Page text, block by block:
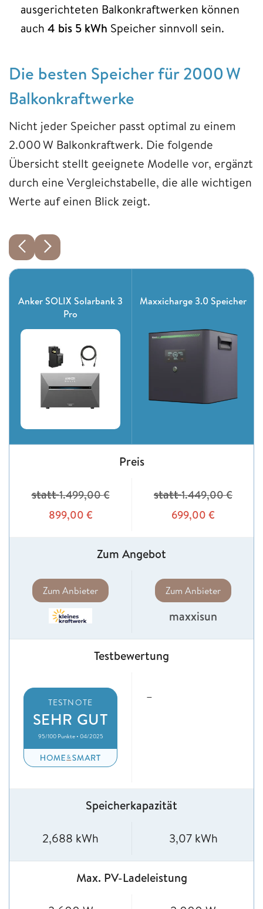
ausgerichteten Balkonkraftwerken können
auch 4 bis 5 kWh Speicher sinnvoll sein.
Die besten Speicher für 2000 W
Balkonkraftwerke
Nicht jeder Speicher passt optimal zu einem
2.000 W Balkonkraftwerk. Die folgende
Übersicht stellt geeignete Modelle vor, ergänzt
durch eine Vergleichstabelle, die alle wichtigen
Werte auf einen Blick zeigt.
Anker SOLIX Solarbank 3
Pro
Maxxicharge 3.0 Speicher
Preis
statt1.499,00€
899,00 €
statt1.449,00€
699,00 €
Zum Angebot
Zum Anbieter Zum Anbieter
maxxisun
Testbewertung
TESTNOTE
SEHR GUT
95/100 Punkte • 04/2025
–
Speicherkapazität
2,688 kWh 3,07 kWh
Max. PV-Ladeleistung